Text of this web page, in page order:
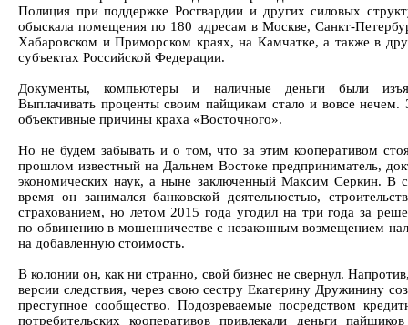
Полиция при поддержке Росгвардии и других силовых
обыскала помещения по 180 адресам в Москве, Санкт-
Хабаровском и Приморском краях, на Камчатке, а также в
субъектах Российской Федерации.
Документы, компьютеры и наличные деньги были
Выплачивать проценты своим пайщикам стало и вовсе нечем.
объективные причины краха «Восточного».
Но не будем забывать и о том, что за этим кооперативом
прошлом известный на Дальнем Востоке предприниматель,
экономических наук, а ныне заключенный Максим Серкин. В
время он занимался банковской деятельностью,
страхованием, но летом 2015 года угодил на три года за
по обвинению в мошенничестве с незаконным возмещением
на добавленную стоимость.
В колонии он, как ни странно, свой бизнес не свернул.
версии следствия, через свою сестру Екатерину Дружинину
преступное сообщество. Подозреваемые посредством
потребительских кооперативов привлекали деньги